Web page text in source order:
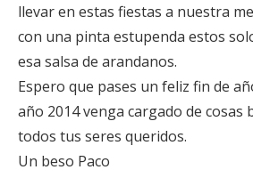
llevar en estas fiestas a nuestra
con una pinta estupenda estos
esa salsa de arandanos.
Espero que pases un feliz fin de
año 2014 venga cargado de cosas
todos tus seres queridos.
Un beso Paco